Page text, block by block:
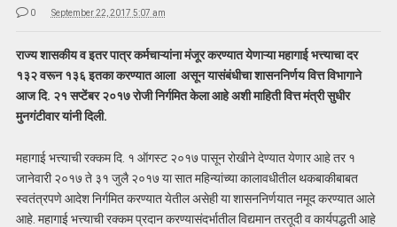
0 September 22, 2017 5:07 am
राज्य शासकीय व इतर पात्र कर्मचाऱ्यांना मंजूर करण्यात येणाऱ्या महागाई भत्त्याचा दर
१३२ वरून १३६ इतका करण्यात आला असून यासंबंधीचा शासननिर्णय वित्त विभागाने
आज दि. २१ सप्टेंबर २०१७ रोजी निर्गमित केला आहे अशी माहिती वित्त मंत्री सुधीर
मुनगंटीवार यांनी दिली.
महागाई भत्त्याची रक्कम दि. १ ऑगस्ट २०१७ पासून रोखीने देण्यात येणार आहे तर १
जानेवारी २०१७ ते ३१ जुलै २०१७ या सात महिन्यांच्या कालावधीतील थकबाकीबाबत
स्वतंत्रपणे आदेश निर्गमित करण्यात येतील असेही या शासननिर्णयात नमूद करण्यात आले
आहे. महागाई भत्त्याची रक्कम प्रदान करण्यासंदर्भातील विद्यमान तरतूदी व कार्यपद्धती आहे